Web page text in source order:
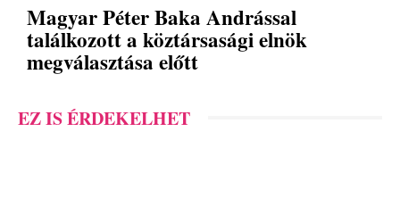
Magyar Péter Baka Andrással
találkozott a köztársasági elnök
megválasztása előtt
EZ IS ÉRDEKELHET